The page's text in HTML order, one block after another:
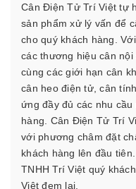
Cân Điện Tử Trí Việt tự
sản phẩm xử lý vấn để
cho quý khách hàng.
các thương hiệu cân
cùng các giới hạn cân
cân heo điện tử,cân
ứng đầy đủ các nhu
hàng.
Cân Điện Tử Trí
với phương châm đặt
khách hàng lên đầu
TNHH Trí Việt quý
Việt đem lại.